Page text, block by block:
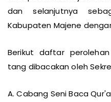
dan selanjutnya
Kabupaten Majene
Berikut daftar
tang dibacakan oleh
A. Cabang Seni Baca